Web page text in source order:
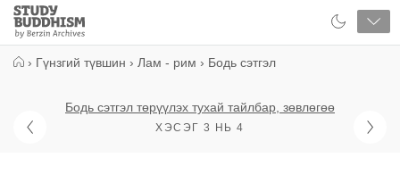
Close
Study
Buddhism
› Гүнзгий түвшин › Лам - рим › Бодь сэтгэл
Бодь сэтгэл төрүүлэх тухай тайлбар, зөвлөгөө
ХЭСЭГ 3 НЬ 4